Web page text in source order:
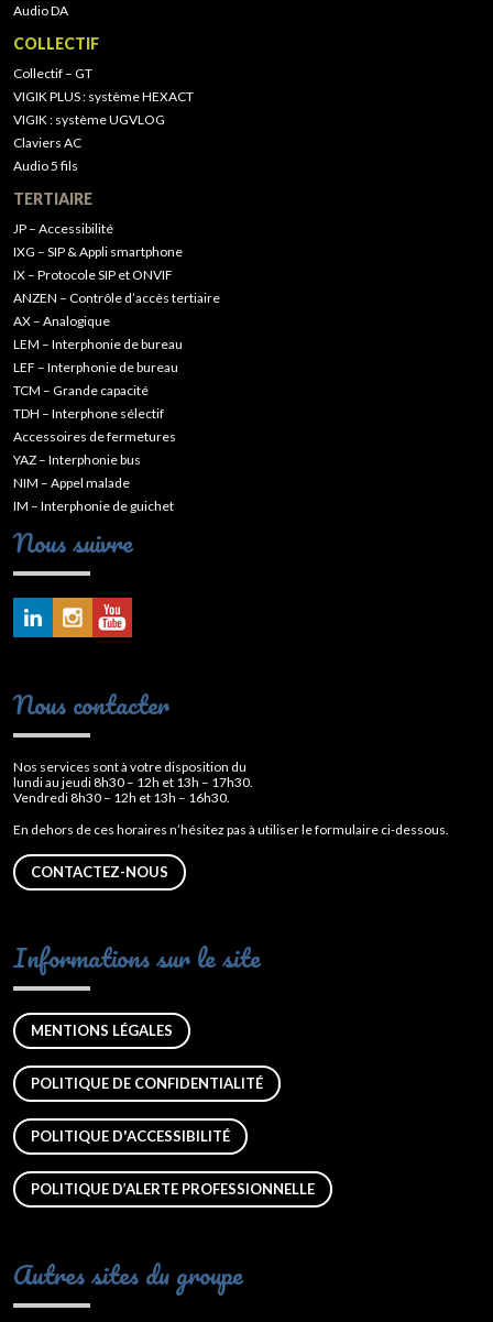
Audio DA
COLLECTIF
Collectif – GT
VIGIK PLUS : système HEXACT
VIGIK : système UGVLOG
Claviers AC
Audio 5 fils
TERTIAIRE
JP – Accessibilité
IXG – SIP & Appli smartphone
IX – Protocole SIP et ONVIF
ANZEN – Contrôle d’accès tertiaire
AX – Analogique
LEM – Interphonie de bureau
LEF – Interphonie de bureau
TCM – Grande capacité
TDH – Interphone sélectif
Accessoires de fermetures
YAZ – Interphonie bus
NIM – Appel malade
IM – Interphonie de guichet
Nous suivre
Nous contacter
Nos services sont à votre disposition du
lundi au jeudi 8h30 – 12h et 13h – 17h30.
Vendredi 8h30 – 12h et 13h – 16h30.
En dehors de ces horaires n’hésitez pas à utiliser le formulaire ci-dessous.
CONTACTEZ-NOUS
Informations sur le site
MENTIONS LÉGALES
POLITIQUE DE CONFIDENTIALITÉ
POLITIQUE D'ACCESSIBILITÉ
POLITIQUE D’ALERTE PROFESSIONNELLE
Autres sites du groupe